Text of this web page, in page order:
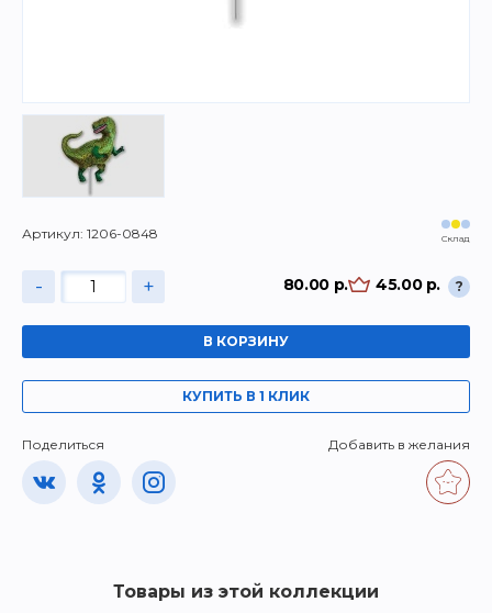
Артикул: 1206-0848 Склад
- + 80.00 р. 45.00 р. ?
В КОРЗИНУ
КУПИТЬ В 1 КЛИК
Поделиться Добавить в желания
Товары из этой коллекции